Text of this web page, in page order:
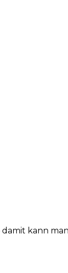
kann